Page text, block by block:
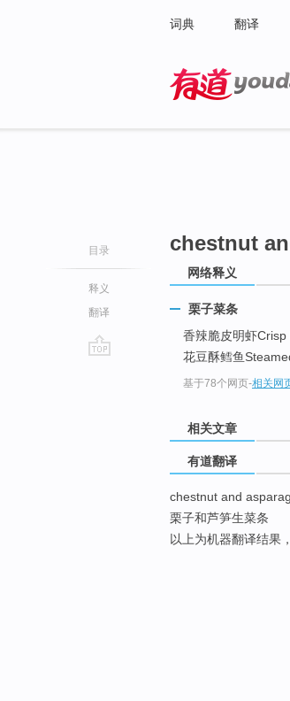
词典 翻译
目录
释义
翻译
chestnut
网络释义
栗子菜条
香辣脆皮明虾
花豆酥鳕鱼
基于78个网页-相关网
相关文章
有道翻译
chestnut and
栗子和芦笋生菜条
以上为机器翻译结果